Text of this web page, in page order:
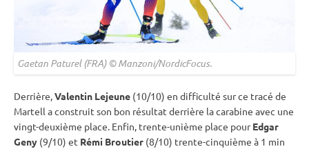
Gaetan Paturel (FRA) © Manzoni/NordicFocus.
Derrière,Valentin Lejeune (10/10) en difficulté sur ce tracé de
Martell a construit son bon résultat derrière lacarabine avec une
vingt-deuxième place. Enfin, trente-unième place pourEdgar
Geny (9/10) et Rémi Broutier (8/10) trente-cinquième à 1 min